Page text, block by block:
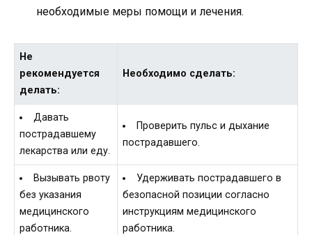
необходимые меры помощи и лечения.
Не
рекомендуется
делать:
Необходимо сделать:
Давать
пострадавшему
лекарства или еду.
Проверить пульс и дыхание
пострадавшего.
Вызывать рвоту
без указания
медицинского
работника.
Удерживать пострадавшего в
безопасной позиции согласно
инструкциям медицинского
работника.